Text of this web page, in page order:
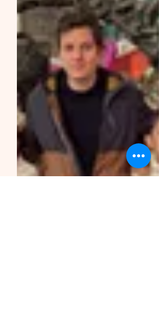
Ángela, El Salvador
Maestros en el amor